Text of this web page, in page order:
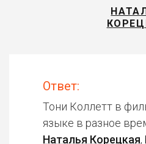
Ответ:
Тони Коллетт в
языке в разное
Наталья Корецкая,